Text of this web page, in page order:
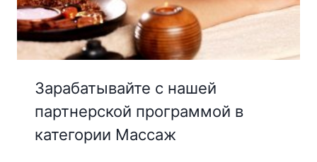
Зарабатывайте с нашей
партнерской программой в
категории Массаж